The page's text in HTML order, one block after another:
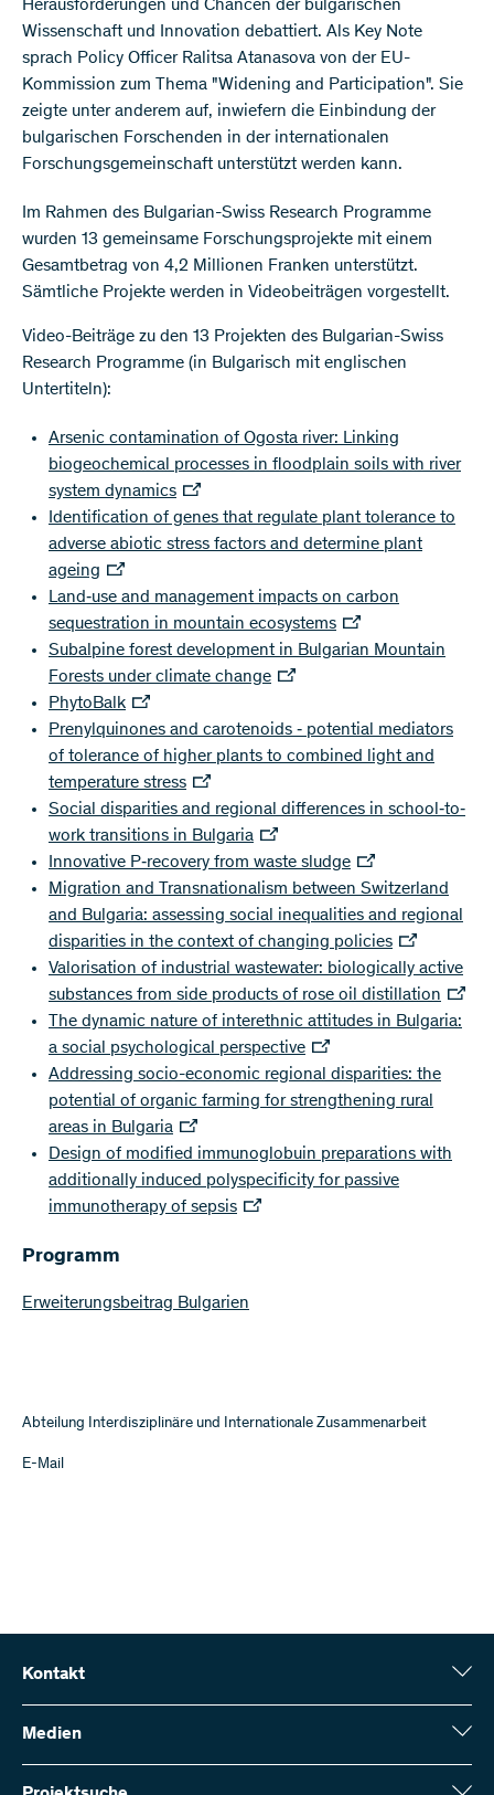
Herausforderungen und Chancen der bulgarischen
Wissenschaft und Innovation debattiert. Als Key Note
sprach Policy Officer Ralitsa Atanasova von der EU-
Kommission zum Thema "Widening and Participation". Sie
zeigte unter anderem auf, inwiefern die Einbindung der
bulgarischen Forschenden in der internationalen
Forschungsgemeinschaft unterstützt werden kann.
Im Rahmen des Bulgarian-Swiss Research Programme
wurden 13 gemeinsame Forschungsprojekte mit einem
Gesamtbetrag von 4,2 Millionen Franken unterstützt.
Sämtliche Projekte werden in Videobeiträgen vorgestellt.
Video-Beiträge zu den 13 Projekten des Bulgarian-Swiss
Research Programme (in Bulgarisch mit englischen
Untertiteln):
Arsenic contamination of Ogosta river: Linking
biogeochemical processes in floodplain soils with river
system dynamics
Identification of genes that regulate plant tolerance to
adverse abiotic stress factors and determine plant
ageing
Land‐use and management impacts on carbon
sequestration in mountain ecosystems
Subalpine forest development in Bulgarian Mountain
Forests under climate change
PhytoBalk
Prenylquinones and carotenoids ‐ potential mediators
of tolerance of higher plants to combined light and
temperature stress
Social disparities and regional differences in school‐to‐
work transitions in Bulgaria
Innovative P‐recovery from waste sludge
Migration and Transnationalism between Switzerland
and Bulgaria: assessing social inequalities and regional
disparities in the context of changing policies
Valorisation of industrial wastewater: biologically active
substances from side products of rose oil distillation
The dynamic nature of interethnic attitudes in Bulgaria:
a social psychological perspective
Addressing socio-economic regional disparities: the
potential of organic farming for strengthening rural
areas in Bulgaria
Design of modified immunoglobuin preparations with
additionally induced polyspecificity for passive
immunotherapy of sepsis
Programm
Erweiterungsbeitrag Bulgarien
Abteilung Interdisziplinäre und Internationale Zusammenarbeit
E-Mail
Kontakt
Schweizerischer Nationalfonds (SNF)
Wildhainweg 3
Medien
Medienauskünfte